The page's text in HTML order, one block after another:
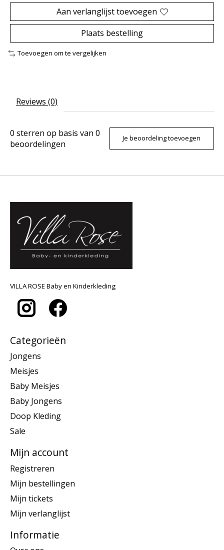
Aan verlanglijst toevoegen
Plaats bestelling
Toevoegen om te vergelijken
Reviews (0)
0 sterren op basis van 0
beoordelingen
Je beoordeling toevoegen
VILLA ROSE Baby en Kinderkleding
Categorieën
Jongens
Meisjes
Baby Meisjes
Baby Jongens
Doop Kleding
Sale
Mijn account
Registreren
Mijn bestellingen
Mijn tickets
Mijn verlanglijst
Informatie